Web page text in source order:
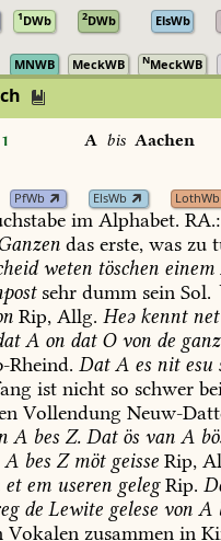
1DWb 2DWb ElsWb
MNWB MeckWB NMeckWB
A bis Aachen
PfWb ElsWb LothWb
im Alphabet. RA.:
das erste, was zu
weten töschen einem
sehr dumm sein Sol.
Rip, Allg. Heəkenntnet
A on datOvon de
Rheind. DatA es nitesu
ist nicht so schwer
Vollendung Neuw-
A bes Z. Datös van A
A bes Zmötgeisse Rip,
etem useren gelegRip.
de Lewite gelese von A
Vokalen zusammen in